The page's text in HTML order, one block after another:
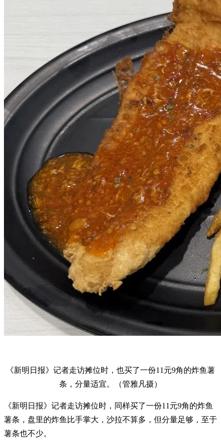
《新明日报》记者走访摊位时，也买了一份11元9角的炸鱼薯
条，分量适宜。（管雅凡摄）
《新明日报》记者走访摊位时，同样买了一份11元9角的炸鱼
薯条，盘里的炸鱼比手掌大，沙拉不算多，但分量足够，至于
薯条也不少。